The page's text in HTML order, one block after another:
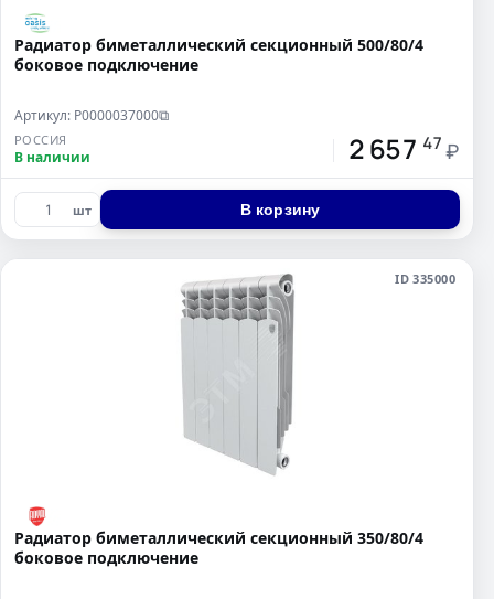
Радиатор биметаллический секционный 500/80/4
боковое подключение
Артикул: Р0000037000⧉
РОССИЯ
В наличии 2 657 47 ₽
шт В корзину
ID 335000
Радиатор биметаллический секционный 350/80/4
боковое подключение